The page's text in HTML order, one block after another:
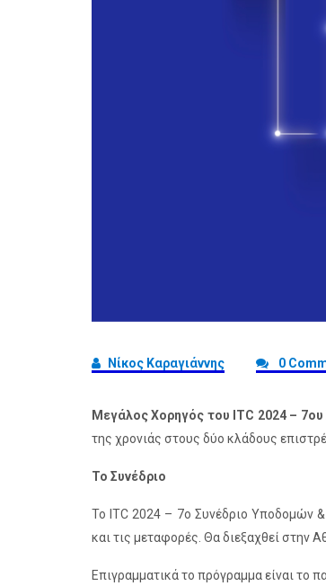
Νίκος Καραγιάννης 0
Μεγάλος Χορηγός του ITC 2024 –
της χρονιάς στους δύο κλάδους
Το Συνέδριο
To ITC 2024 – 7ο Συνέδριο Υποδομών
και τις μεταφορές. Θα διεξαχθεί στην
Επιγραμματικά το πρόγραμμα είναι το